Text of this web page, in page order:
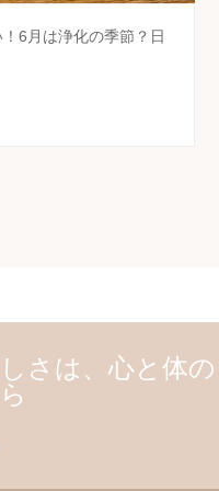
6月は浄化の季節？日
さは、心と体の